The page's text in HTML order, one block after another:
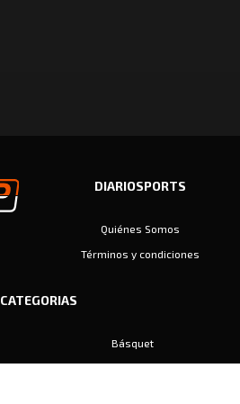
DIARIOSPORTS
Quiénes Somos
Términos y condiciones
CATEGORIAS
Básquet